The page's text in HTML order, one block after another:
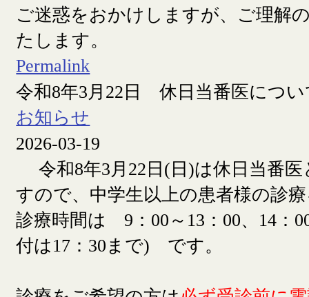
ご迷惑をおかけしますが、ご理解
たします。
Permalink
令和8年3月22日 休日当番医につい
お知らせ
2026-03-19
令和8年3月22日(日)は休日当番
すので、中学生以上の患者様の診
診療時間は 9：00～13：00、14：
付は17：30まで) です。